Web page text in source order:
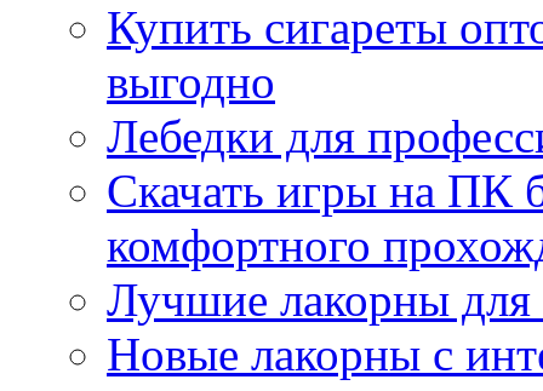
Купить сигареты
выгодно
Лебедки для
Скачать игры на ПК
комфортного
Лучшие лакорны для
Новые лакорны с